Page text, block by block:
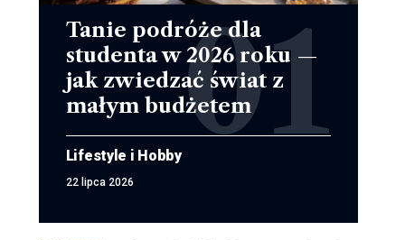
Tanie podróże dla
studenta w 2026 roku —
jak zwiedzać świat z
małym budżetem
Lifestyle i Hobby
22 lipca 2026